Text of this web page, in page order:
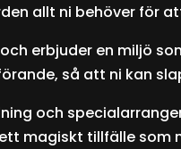
allt ni behöver för
erbjuder en miljö
så att ni kan
och
magiskt tillfälle som